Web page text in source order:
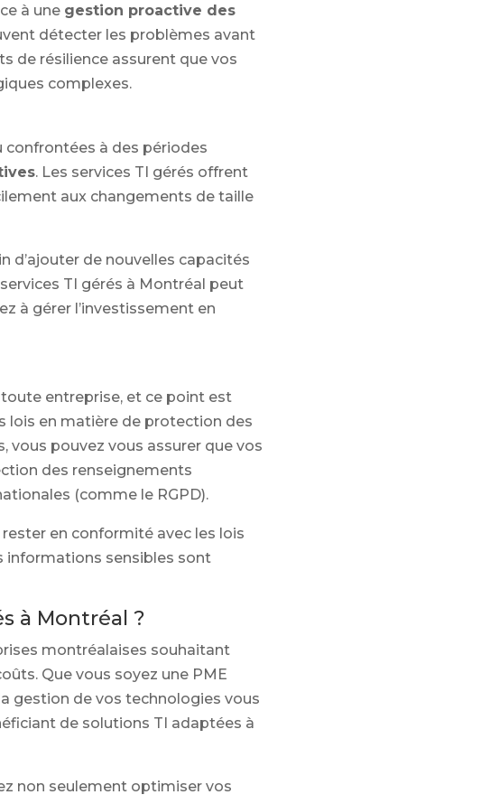
à une gestion proactive des
détecter les problèmes avant
de résilience assurent que vos
complexes.
confrontées à des périodes
. Les services TI gérés offrent
aux changements de taille
d’ajouter de nouvelles capacités
TI gérés à Montréal peut
à gérer l’investissement en
entreprise, et ce point est
lois en matière de protection des
vous pouvez vous assurer que vos
des renseignements
(comme le RGPD).
en conformité avec les lois
informations sensibles sont
à Montréal ?
montréalaises souhaitant
Que vous soyez une PME
gestion de vos technologies vous
de solutions TI adaptées à
non seulement optimiser vos